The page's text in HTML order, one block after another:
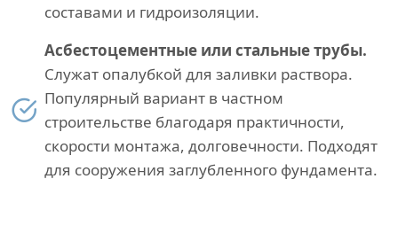
составами и гидроизоляции.
Асбестоцементные или стальные трубы.
Служат опалубкой для заливки раствора.
Популярный вариант в частном
строительстве благодаря практичности,
скорости монтажа, долговечности. Подходят
для сооружения заглубленного фундамента.